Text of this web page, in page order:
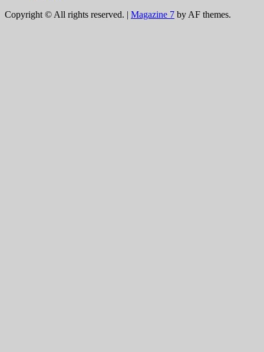
Copyright © All rights reserved. | Magazine 7 by AF themes.